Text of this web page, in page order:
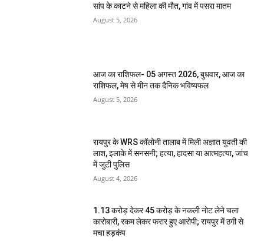
सांप के काटने से महिला की मौत, गांव में पसरा मातम
August 5, 2026
आज का राशिफल- 05 अगस्त 2026, बुधवार, आज का
राशिफल, मेष से मीन तक दैनिक भविष्यफल
August 5, 2026
रायपुर के WRS कॉलोनी तालाब में मिली अज्ञात युवती की
लाश, इलाके में सनसनी; हत्या, हादसा या आत्महत्या, जांच
में जुटी पुलिस
August 4, 2026
1.13 करोड़ देकर 45 करोड़ के नकली नोट लेने चला
कारोबारी, रकम लेकर फरार हुए आरोपी; रायपुर में ठगी से
मचा हड़कंप